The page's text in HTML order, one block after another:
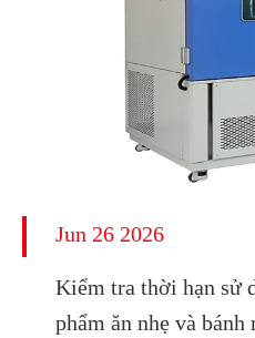
Jun 26 2026
Kiểm tra thời hạn sử
phẩm ăn nhẹ và bánh